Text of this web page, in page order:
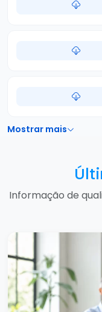
Mostrar mais
Informação de